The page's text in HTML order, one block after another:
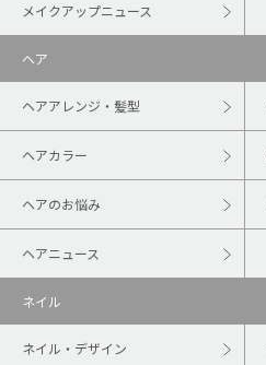
メイクアップニュース
ヘア
ヘアアレンジ・髪型
ヘアカラー
ヘアのお悩み
ヘアニュース
ネイル
ネイル・デザイン